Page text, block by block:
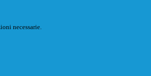
necessarie.